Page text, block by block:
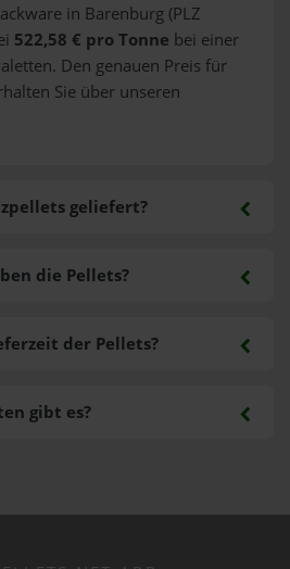
in Barenburg (PLZ
522,58 € pro Tonne bei einer
Den genauen Preis für
Sie über unseren
geliefert?
gibt es?
die Pellets?
der Pellets?